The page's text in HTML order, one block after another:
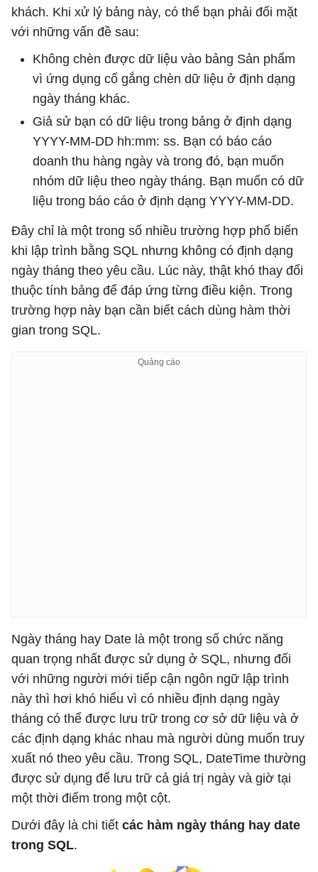
khách. Khi xử lý bảng này, có thể bạn phải đối mặt
với những vấn đề sau:
Không chèn được dữ liệu vào bảng Sản phẩm
vì ứng dụng cố gắng chèn dữ liệu ở định dạng
ngày tháng khác.
Giả sử bạn có dữ liệu trong bảng ở định dạng
YYYY-MM-DD hh:mm: ss. Bạn có báo cáo
doanh thu hàng ngày và trong đó, bạn muốn
nhóm dữ liệu theo ngày tháng. Bạn muốn có dữ
liệu trong báo cáo ở định dạng YYYY-MM-DD.
Đây chỉ là một trong số nhiều trường hợp phổ biến
khi lập trình bằng SQL nhưng không có định dạng
ngày tháng theo yêu cầu. Lúc này, thật khó thay đổi
thuộc tính bảng để đáp ứng từng điều kiện. Trong
trường hợp này bạn cần biết cách dùng hàm thời
gian trong SQL.
Ngày tháng hay Date là một trong số chức năng
quan trọng nhất được sử dụng ở SQL, nhưng đối
với những người mới tiếp cận ngôn ngữ lập trình
này thì hơi khó hiểu vì có nhiều định dạng ngày
tháng có thể được lưu trữ trong cơ sở dữ liệu và ở
các định dạng khác nhau mà người dùng muốn truy
xuất nó theo yêu cầu. Trong SQL, DateTime thường
được sử dụng để lưu trữ cả giá trị ngày và giờ tại
một thời điểm trong một cột.
Dưới đây là chi tiết các hàm ngày tháng hay date
trong SQL.